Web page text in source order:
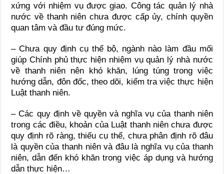
xứng với nhiệm vụ được giao. Công tác quản lý nhà
nước về thanh niên chưa được cấp ủy, chính quyền
quan tâm và đầu tư đúng mức.
– Chưa quy định cụ thể bộ, ngành nào làm đầu mối
giúp Chính phủ thực hiện nhiệm vụ quản lý nhà nước
về thanh niên nên khó khăn, lúng túng trong việc
hướng dẫn, đôn đốc, theo dõi, kiểm tra việc thực hiện
Luật thanh niên.
– Các quy định về quyền và nghĩa vụ của thanh niên
trong các điều, khoản của Luật thanh niên chưa được
quy định rõ ràng, thiếu cụ thể, chưa phân định rõ đâu
là quyền của thanh niên và đâu là nghĩa vụ của thanh
niên, dẫn đến khó khăn trong việc áp dụng và hướng
dẫn thực hiện…